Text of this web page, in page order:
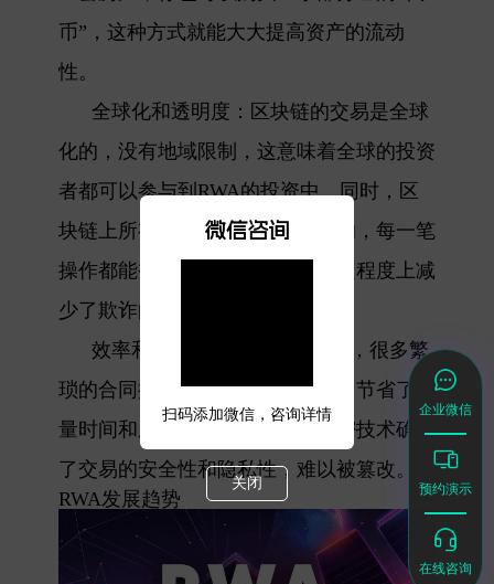
币”，这种方式就能大大提高资产的流动
性。
全球化和透明度 ：区块链的交易是全球
化的，没有地域限制，这意味着全球的投资
者都可以参与到RWA的投资中。同时，区
块链上所有的交易都是公开透明的，每一笔
操作都能被验证和追踪，这在一定程度上减
少了欺诈的可能性。
效率和安全性
：通过智能合约，很多繁
琐的合同操作都可以自动化执行，节省了大
量时间和成本。并且区块链的加密技术确保
了交易的安全性和隐私性，难以被篡改。
RWA发展趋势
企业微信
预约演示
在线咨询
微信咨询
扫码添加微信，咨询详情
关闭